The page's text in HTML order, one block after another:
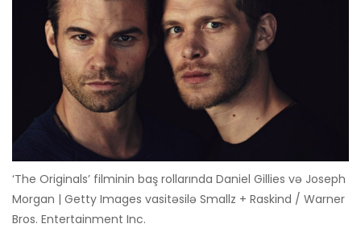
‘The Originals’ filminin baş rollarında Daniel Gillies və Joseph
Morgan | Getty Images vasitəsilə Smallz + Raskind / Warner
Bros. Entertainment Inc.